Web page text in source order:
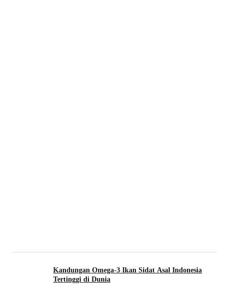
Kandungan Omega-3 Ikan Sidat Asal Indonesia
Tertinggi di Dunia